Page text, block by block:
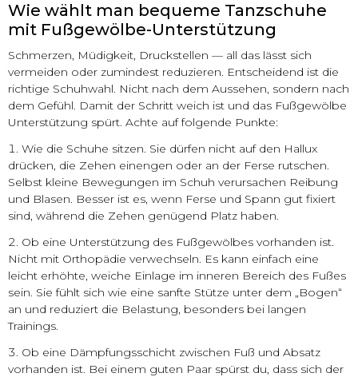
Wie wählt man bequeme Tanzschuhe
mit Fußgewölbe-Unterstützung
Schmerzen, Müdigkeit, Druckstellen — all das lässt sich
vermeiden oder zumindest reduzieren. Entscheidend ist die
richtige Schuhwahl. Nicht nach dem Aussehen, sondern nach
dem Gefühl. Damit der Schritt weich ist und das Fußgewölbe
Unterstützung spürt. Achte auf folgende Punkte:
Wie die Schuhe sitzen. Sie dürfen nicht auf den Hallux
drücken, die Zehen einengen oder an der Ferse rutschen.
Selbst kleine Bewegungen im Schuh verursachen Reibung
und Blasen. Besser ist es, wenn Ferse und Spann gut fixiert
sind, während die Zehen genügend Platz haben.
Ob eine Unterstützung des Fußgewölbes vorhanden ist.
Nicht mit Orthopädie verwechseln. Es kann einfach eine
leicht erhöhte, weiche Einlage im inneren Bereich des Fußes
sein. Sie fühlt sich wie eine sanfte Stütze unter dem „Bogen“
an und reduziert die Belastung, besonders bei langen
Trainings.
Ob eine Dämpfungsschicht zwischen Fuß und Absatz
vorhanden ist. Bei einem guten Paar spürst du, dass sich der